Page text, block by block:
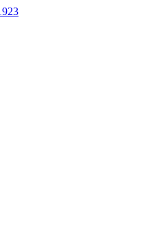
| Oddílzaložen